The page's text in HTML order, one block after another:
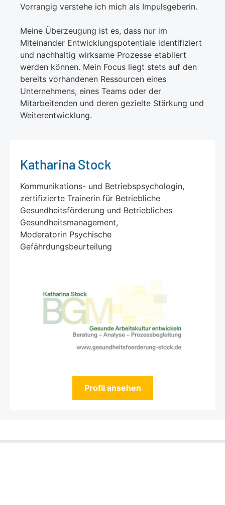
Vorrangig verstehe ich mich als Impulsgeberin.
Meine Überzeugung ist es, dass nur im
Miteinander Entwicklungspotentiale identifiziert
und nachhaltig wirksame Prozesse etabliert
werden können. Mein Focus liegt stets auf den
bereits vorhandenen Ressourcen eines
Unternehmens, eines Teams oder der
Mitarbeitenden und deren gezielte Stärkung und
Weiterentwicklung.
Katharina Stock
Kommunikations- und Betriebspsychologin,
zertifizierte Trainerin für Betriebliche
Gesundheitsförderung und Betriebliches
Gesundheitsmanagement,
Moderatorin Psychische
Gefährdungsbeurteilung
Profil ansehen